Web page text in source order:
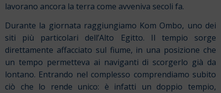
lavorano ancora la terra come avveniva secoli fa.
Durante la giornata raggiungiamo Kom Ombo, uno dei
siti più particolari dell’Alto Egitto. Il tempio sorge
direttamente affacciato sul fiume, in una posizione che
un tempo permetteva ai naviganti di scorgerlo già da
lontano. Entrando nel complesso comprendiamo subito
ciò che lo rende unico: è infatti un doppio tempio,